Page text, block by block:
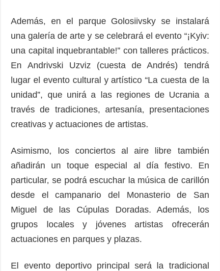
Además, en el parque Golosiivsky se instalará
una galería de arte y se celebrará el evento “¡Kyiv:
una capital inquebrantable!” con talleres prácticos.
En Andrivski Uzviz (cuesta de Andrés) tendrá
lugar el evento cultural y artístico “La cuesta de la
unidad”, que unirá a las regiones de Ucrania a
través de tradiciones, artesanía, presentaciones
creativas y actuaciones de artistas.
Asimismo, los conciertos al aire libre también
añadirán un toque especial al día festivo. En
particular, se podrá escuchar la música de carillón
desde el campanario del Monasterio de San
Miguel de las Cúpulas Doradas. Además, los
grupos locales y jóvenes artistas ofrecerán
actuaciones en parques y plazas.
El evento deportivo principal será la tradicional